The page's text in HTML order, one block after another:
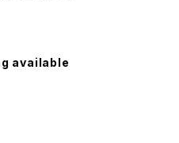
available